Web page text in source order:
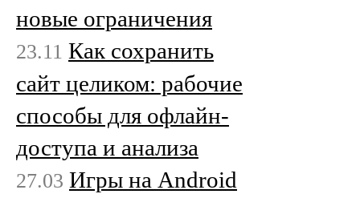
новые ограничения
23.11 Как сохранить
сайт целиком: рабочие
способы для офлайн-
доступа и анализа
27.03 Игры на Android